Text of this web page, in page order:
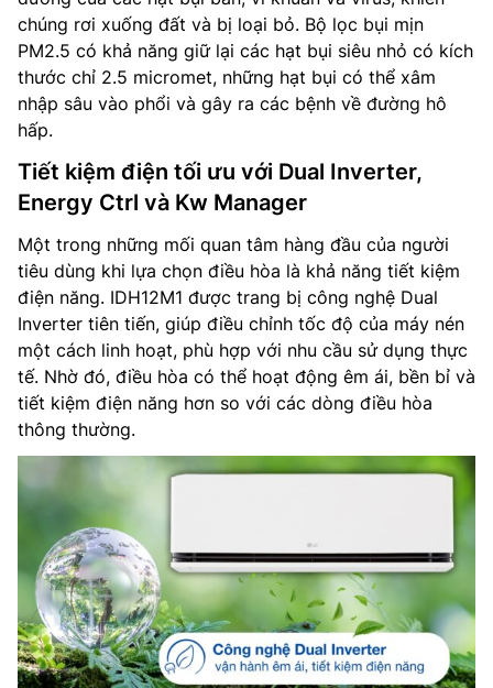
chúng rơi xuống đất và bị loại bỏ. Bộ lọc bụi mịn
PM2.5 có khả năng giữ lại các hạt bụi siêu nhỏ có kích
thước chỉ 2.5 micromet, những hạt bụi có thể xâm
nhập sâu vào phổi và gây ra các bệnh về đường hô
hấp.
Tiết kiệm điện tối ưu với Dual Inverter,
Energy Ctrl và Kw Manager
Một trong những mối quan tâm hàng đầu của người
tiêu dùng khi lựa chọn điều hòa là khả năng tiết kiệm
điện năng. IDH12M1 được trang bị công nghệ Dual
Inverter tiên tiến, giúp điều chỉnh tốc độ của máy nén
một cách linh hoạt, phù hợp với nhu cầu sử dụng thực
tế. Nhờ đó, điều hòa có thể hoạt động êm ái, bền bỉ và
tiết kiệm điện năng hơn so với các dòng điều hòa
thông thường.